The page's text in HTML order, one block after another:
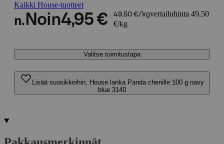
Kaikki House-tuotteet
n. Noin4,95 € 49,50 €/kgvertailuhinta 49,50
€/kg
Valitse toimitustapa
Lisää suosikkeihin, House lanka Panda chenille 100 g navy
blue 3140